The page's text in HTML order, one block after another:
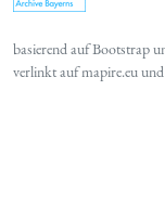
basierend aufBootstrap
verlinkt aufmapire.eu